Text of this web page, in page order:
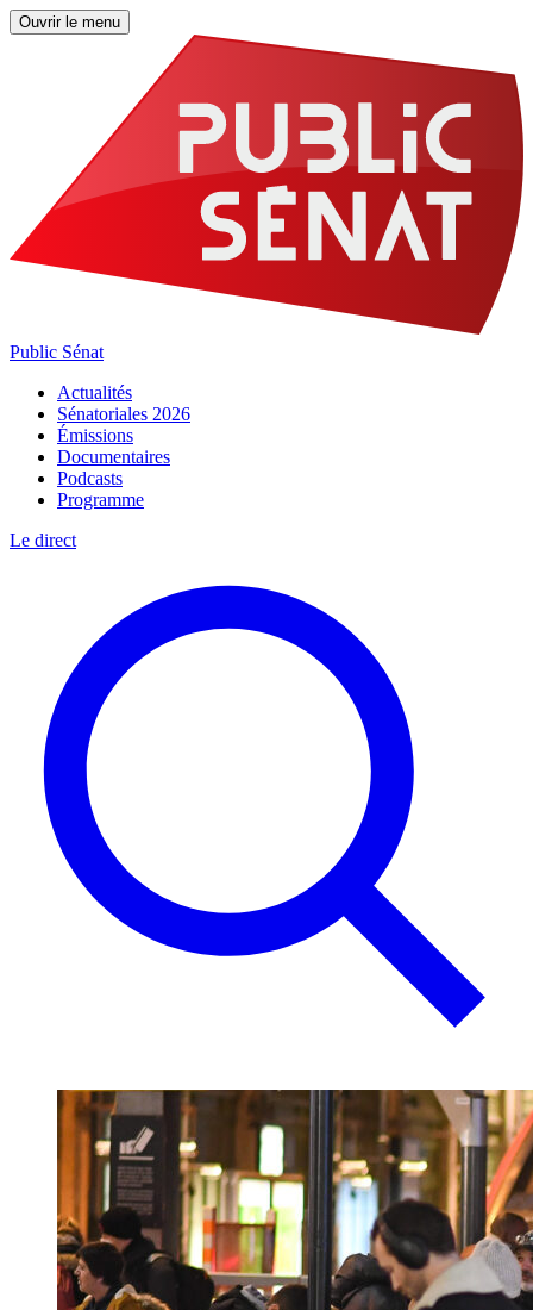
Ouvrir le menu
Public Sénat
Actualités
Sénatoriales 2026
Émissions
Documentaires
Podcasts
Programme
Le direct